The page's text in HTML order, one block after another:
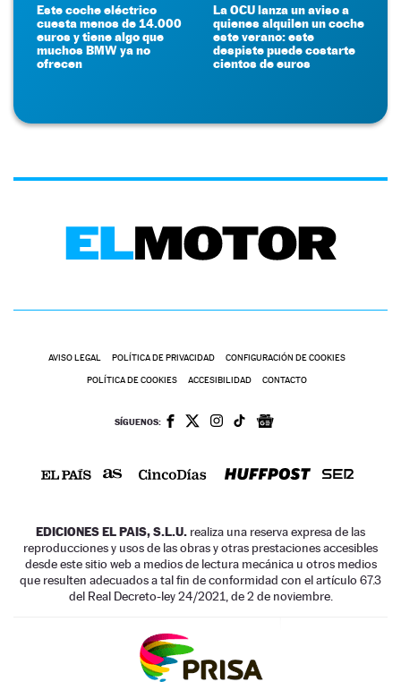
Este coche eléctrico
cuesta menos de 14.000
euros y tiene algo que
muchos BMW ya no
ofrecen
La OCU lanza un aviso a
quienes alquilen un coche
este verano: este
despiste puede costarte
cientos de euros
AVISO LEGAL POLÍTICA DE PRIVACIDAD CONFIGURACIÓN DE COOKIES
POLÍTICA DE COOKIES ACCESIBILIDAD CONTACTO
SÍGUENOS:
EDICIONES EL PAIS, S.L.U. realiza una reserva expresa de las
reproducciones y usos de las obras y otras prestaciones accesibles
desde este sitio web a medios de lectura mecánica u otros medios
que resulten adecuados a tal fin de conformidad con el artículo 67.3
del Real Decreto-ley 24/2021, de 2 de noviembre.